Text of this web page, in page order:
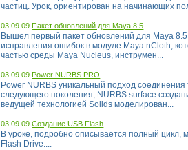
частиц. Урок, ориентирован на начинающих
03.09.09 Пакет обновлений для Maya 8.5
Вышел первый пакет обновлений для Maya
исправления ошибок в модуле Maya nCloth,
частью среды Maya Nucleus, инструмен...
03.09.09 Power NURBS PRO
Power NURBS уникальный подход соединения
следующего поколения, NURBS surface
ведущей технологией Solids моделирован...
03.09.09Создание USB Flash
В уроке, подробно описывается полный цикл,
Flash Drive....